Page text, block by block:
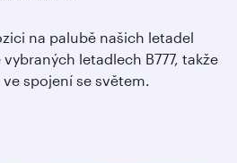
na palubě našich letadel
letadlech B777, takže
spojení se světem.